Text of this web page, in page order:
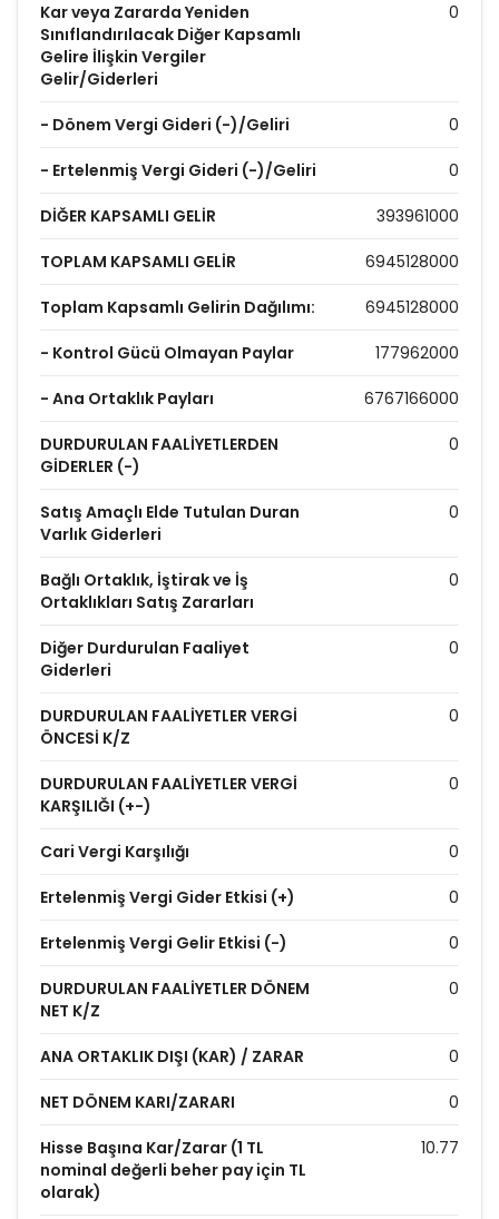
Kar veya Zararda Yeniden
Sınıflandırılacak Diğer Kapsamlı
Gelire İlişkin Vergiler
Gelir/Giderleri
0
- Dönem Vergi Gideri (-)/Geliri 0
- Ertelenmiş Vergi Gideri (-)/Geliri 0
DİĞER KAPSAMLI GELİR 393961000
TOPLAM KAPSAMLI GELİR 6945128000
Toplam Kapsamlı Gelirin Dağılımı: 6945128000
- Kontrol Gücü Olmayan Paylar 177962000
- Ana Ortaklık Payları 6767166000
DURDURULAN FAALİYETLERDEN
GİDERLER (-)
0
Satış Amaçlı Elde Tutulan Duran
Varlık Giderleri
0
Bağlı Ortaklık, İştirak ve İş
Ortaklıkları Satış Zararları
0
Diğer Durdurulan Faaliyet
Giderleri
0
DURDURULAN FAALİYETLER VERGİ
ÖNCESİ K/Z
0
DURDURULAN FAALİYETLER VERGİ
KARŞILIĞI (+-)
0
Cari Vergi Karşılığı 0
Ertelenmiş Vergi Gider Etkisi (+) 0
Ertelenmiş Vergi Gelir Etkisi (-) 0
DURDURULAN FAALİYETLER DÖNEM
NET K/Z
0
ANA ORTAKLIK DIŞI (KAR) / ZARAR 0
NET DÖNEM KARI/ZARARI 0
Hisse Başına Kar/Zarar (1 TL
nominal değerli beher pay için TL
olarak)
10.77